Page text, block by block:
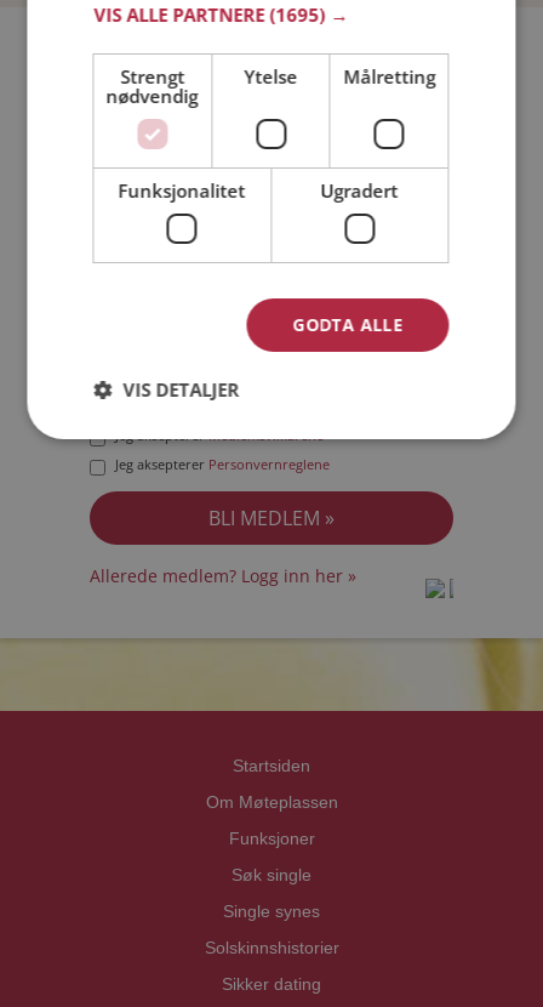
Bli medlem gratis!
Jeg er en: Mann Kvinne
Min alder:
Jeg akseptererMedlemsvilkårene
Jeg aksepterer Personvernreglene
Allerede medlem? Logg inn her »
Startsiden
Om Møteplassen
Funksjoner
Søk single
Single synes
Solskinnshistorier
Sikker dating
VIS ALLE PARTNERE(1695) →
Strengt
nødvendig
Ytelse Målretting
Funksjonalitet Ugradert
GODTA ALLE
VIS DETALJER